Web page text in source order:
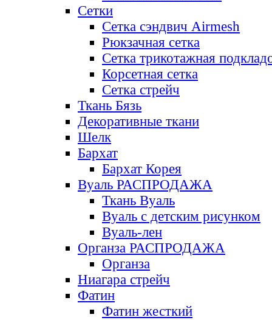
Сетки
Сетка сэндвич Airmesh
Рюкзачная сетка
Сетка трикотажная
Корсетная сетка
Сетка стрейч
Ткань Бязь
Декоративные ткани
Шелк
Бархат
Бархат Корея
Вуаль РАСПРОДАЖА
Ткань Вуаль
Вуаль с детским рисунком
Вуаль-лен
Органза РАСПРОДАЖА
Органза
Ниагара стрейч
Фатин
Фатин жесткий